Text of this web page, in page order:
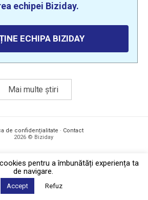
echipei Biziday.
ECHIPA BIZIDAY
Mai multe știri
de confidențialitate · Contact
2026 © Biziday
pentru a îmbunătăți experiența ta
de navigare.
Accept Refuz